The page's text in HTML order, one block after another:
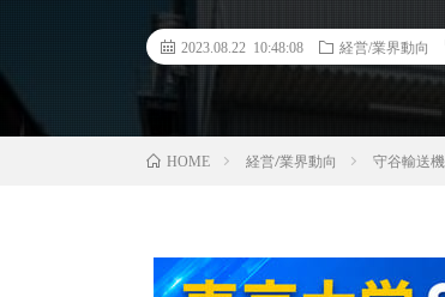
2023.08.22 10:48:08 経営/業界動向
HOME 経営/業界動向 守谷輸送